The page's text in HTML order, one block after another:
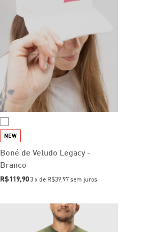
NEW
Boné de Veludo Legacy -
Branco
R$119,90 3 xde R$39,97 sem juros